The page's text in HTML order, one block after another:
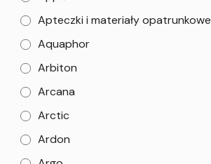
Apteczki i materiały opatrunkowe
Aquaphor
Arbiton
Arcana
Arctic
Ardon